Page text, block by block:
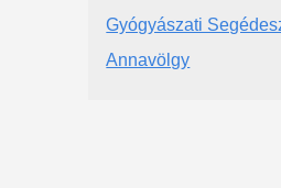
Gyógyászati
Annavölgy